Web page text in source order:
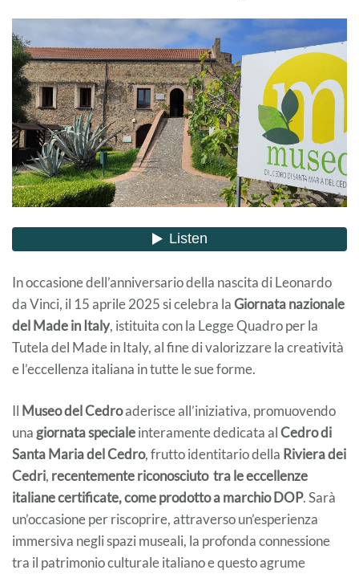
In occasione dell’anniversario della nascita di Leonardo
da Vinci, il 15 aprile 2025 si celebra laGiornata nazionale
del Made in Italy, istituita con la Legge Quadro per la
Tutela del Made in Italy, al fine di valorizzare la creatività
e l’eccellenza italiana in tutte le sue forme.
Il Museo del Cedroaderisce all’iniziativa, promuovendo
una giornata specialeinteramente dedicata alCedro di
Santa Maria del Cedro, frutto identitario della Riviera dei
Cedri, recentemente riconosciuto tra le eccellenze
italiane certificate, come prodotto a marchio DOP. Sarà
un’occasione per riscoprire, attraverso un’esperienza
immersiva negli spazi museali, la profonda connessione
tra il patrimonio culturale italiano e questo agrume